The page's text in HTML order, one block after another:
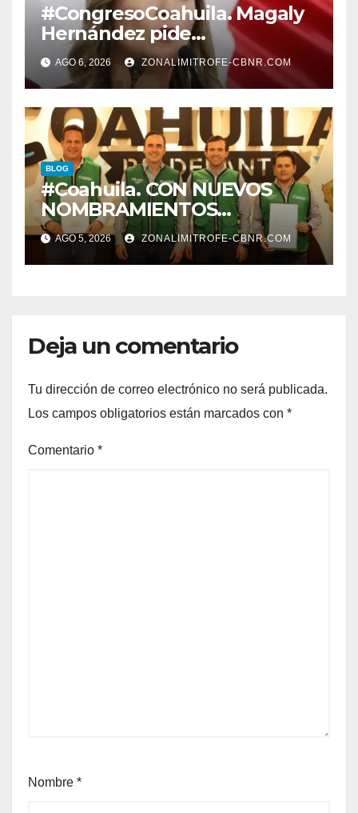
#CongresoCoahuila. Magaly
Hernández pide
desconegelar LEY QUE TIENE
QUE VER CON LA
PROTECCION DE
TRABAJADORES DE LA
EDUCACION.
AGO 6, 2026 ZONALIMITROFE-CBNR.COM
BLOG
#Coahuila. CON NUEVOS
NOMBRAMIENTOS
FORTALECE GOBERNADOR
GABINETE
AGO 5, 2026 ZONALIMITROFE-CBNR.COM
Deja un comentario
Tu dirección de correo electrónico no será publicada.
Los campos obligatorios están marcados con *
Comentario *
Nombre *